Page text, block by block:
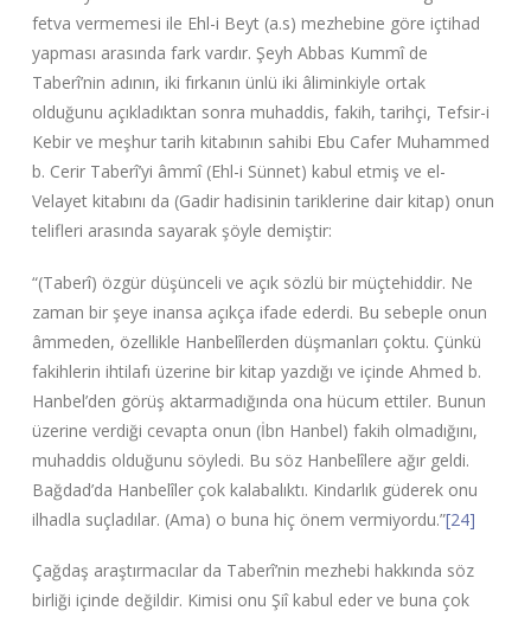
fetva vermemesi ile Ehl-i Beyt (a.s) mezhebine göre içtihad
yapması arasında fark vardır. Şeyh Abbas Kummî de
Taberî’nin adının, iki fırkanın ünlü iki âliminkiyle ortak
olduğunu açıkladıktan sonra muhaddis, fakih, tarihçi, Tefsir-i
Kebir ve meşhur tarih kitabının sahibi Ebu Cafer Muhammed
b. Cerir Taberî’yi âmmî (Ehl-i Sünnet) kabul etmiş ve el-
Velayet kitabını da (Gadir hadisinin tariklerine dair kitap) onun
telifleri arasında sayarak şöyle demiştir:
“(Taberî) özgür düşünceli ve açık sözlü bir müçtehiddir. Ne
zaman bir şeye inansa açıkça ifade ederdi. Bu sebeple onun
âmmeden, özellikle Hanbelîlerden düşmanları çoktu. Çünkü
fakihlerin ihtilafı üzerine bir kitap yazdığı ve içinde Ahmed b.
Hanbel’den görüş aktarmadığında ona hücum ettiler. Bunun
üzerine verdiği cevapta onun (İbn Hanbel) fakih olmadığını,
muhaddis olduğunu söyledi. Bu söz Hanbelîlere ağır geldi.
Bağdad’da Hanbelîler çok kalabalıktı. Kindarlık güderek onu
ilhadla suçladılar. (Ama) o buna hiç önem vermiyordu.”[24]
Çağdaş araştırmacılar da Taberî’nin mezhebi hakkında söz
birliği içinde değildir. Kimisi onu Şiî kabul eder ve buna çok